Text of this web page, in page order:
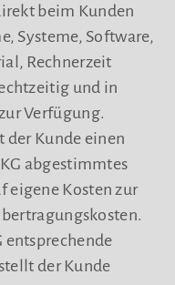
beim Kunden
Systeme, Software,
Rechnerzeit
und in
Verfügung.
Kunde einen
abgestimmtes
eigene Kosten zur
entsprechende
der Kunde